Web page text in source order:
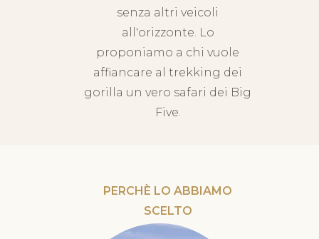
senza altri veicoli
all'orizzonte. Lo
proponiamo a chi vuole
affiancare al trekking dei
gorilla un vero safari dei Big
Five.
PERCHÈ LO ABBIAMO
SCELTO